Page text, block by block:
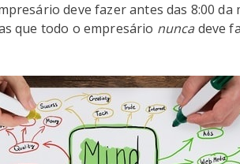
deve fazer antes das 8:00
que todo o empresário nunca deve